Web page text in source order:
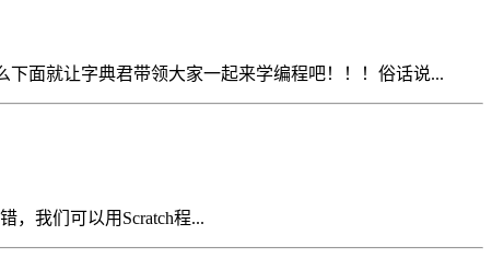
面就让字典君带领大家一起来学编程吧！！！俗话说...
，我们可以用Scratch程...